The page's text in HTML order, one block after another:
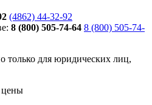
(4862) 44-32-92
8 (800) 505-74-64 8 (800) 505-74-
только для юридических лиц,
цены